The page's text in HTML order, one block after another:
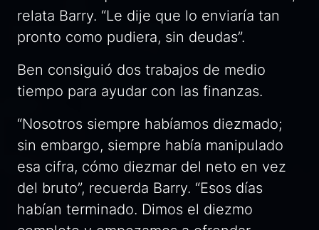
relata Barry. “Le dije que lo enviaría tan
pronto como pudiera, sin deudas”.
Ben consiguió dos trabajos de medio
tiempo para ayudar con las finanzas.
“Nosotros siempre habíamos diezmado;
sin embargo, siempre había manipulado
esa cifra, cómo diezmar del neto en vez
del bruto”, recuerda Barry. “Esos días
habían terminado. Dimos el diezmo